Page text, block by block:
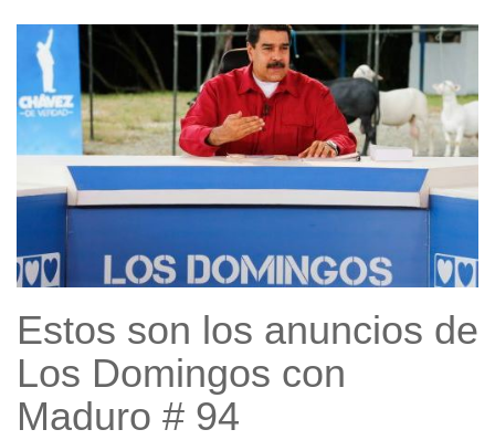
Estos son los anuncios de
Los Domingos con
Maduro # 94